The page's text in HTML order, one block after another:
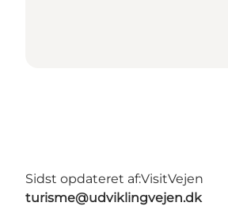
Sidst opdateret af:VisitVejen
turisme@udviklingvejen.dk